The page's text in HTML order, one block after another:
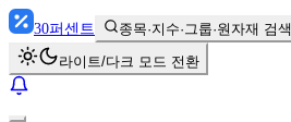
30퍼센트 종목·지수·그룹·원자재 검색
라이트/다크 모드 전환